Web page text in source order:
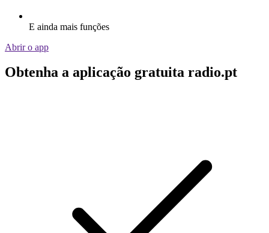
E ainda mais funções
Abrir o app
Obtenha a aplicação gratuita radio.pt